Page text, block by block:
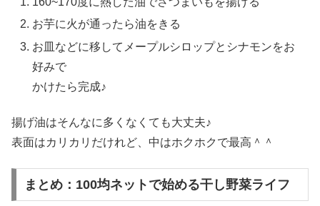
お芋に火が通ったら油をきる
お皿などに移してメープルシロップとシナモンをお
好みで
かけたら完成♪
揚げ油はそんなに多くなくても大丈夫♪
表面はカリカリだけれど、中はホクホクで最高＾＾
まとめ：100均ネットで始める干し野菜ライフ